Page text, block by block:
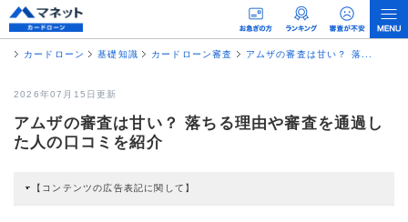
カードローン 基礎知識 カードローン審査 アムザの審査は甘い？ 落...
2026年07月15日更新
アムザの審査は甘い？ 落ちる理由や審査を通過し
た人の口コミを紹介
【コンテンツの広告表記に関して】